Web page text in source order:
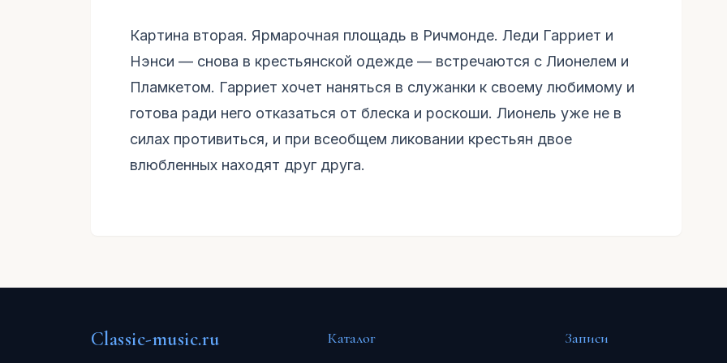
Картина вторая. Ярмарочная площадь в Ричмонде. Леди Гарриет и
Нэнси — снова в крестьянской одежде — встречаются с Лионелем и
Пламкетом. Гарриет хочет наняться в служанки к своему любимому и
готова ради него отказаться от блеска и роскоши. Лионель уже не в
силах противиться, и при всеобщем ликовании крестьян двое
влюбленных находят друг друга.
Classic-music.ru Каталог Записи